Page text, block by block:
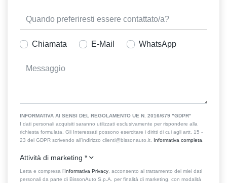
Chiamata E-Mail WhatsApp
INFORMATIVA AI SENSI DEL REGOLAMENTO UE N. 2016/679 "GDPR"
I dati personali acquisiti saranno utilizzati esclusivamente per rispondere alla
richiesta formulata. Gli Interessati possono esercitare i diritti di cui agli artt. 15 -
23 del GDPR scrivendo all'indirizzo clienti@bissonauto.it. Informativa completa
Attività di marketing *
Letta e compresa l’Informativa Privacy , acconsento al trattamento dei miei dati
personali da parte di BissonAuto S.p.A. per finalità di marketing, con modalità